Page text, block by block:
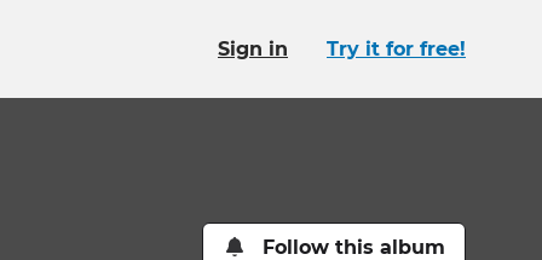
Sign in Try it for free!
Follow this album